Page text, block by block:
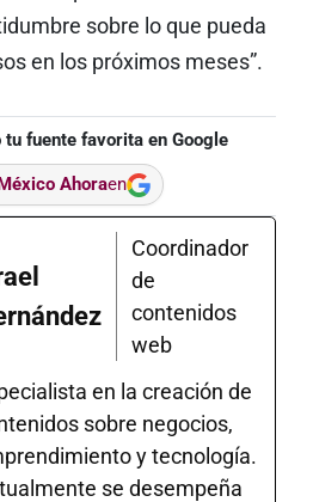
sobre lo que pueda
en los próximos meses”.
fuente favorita en Google
Ahoraen
Coordinador
de
contenidos
web
en la creación de
sobre negocios,
y tecnología.
se desempeña